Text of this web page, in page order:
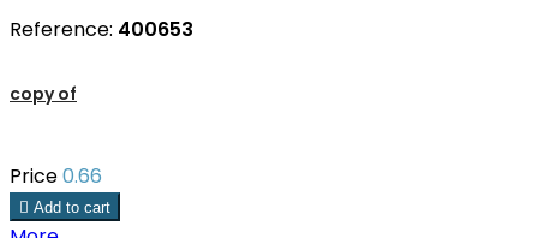
Reference: 400653
copy of
Price0.66
 Add to cart